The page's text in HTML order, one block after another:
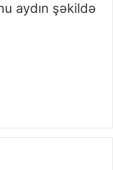
aydın şəkildə